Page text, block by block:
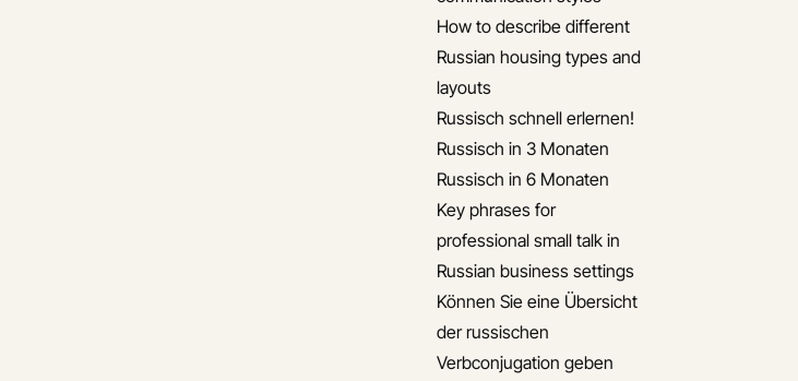
How to describe different
Russian housing types and
layouts
Russisch schnell erlernen!
Russisch in 3 Monaten
Russisch in 6 Monaten
Key phrases for
professional small talk in
Russian business settings
Können Sie eine Übersicht
der russischen
Verbconjugation geben